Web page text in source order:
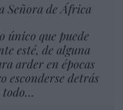
Señora de África
único que puede
esté, de alguna
arder en épocas
esconderse detrás
todo…